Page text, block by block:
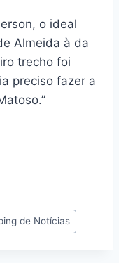
o ideal
Almeida à da
trecho foi
preciso fazer a
de Notícias